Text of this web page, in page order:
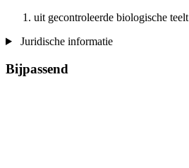
uit gecontroleerde biologische teelt
Juridische informatie
Bijpassend